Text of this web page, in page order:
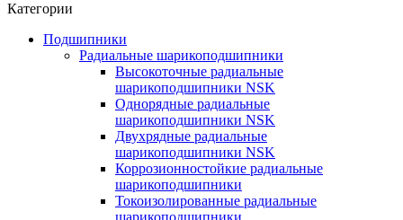
Категории
Подшипники
Радиальные шарикоподшипники
Высокоточные радиальные
шарикоподшипники NSK
Однорядные радиальные
шарикоподшипники NSK
Двухрядные радиальные
шарикоподшипники NSK
Коррозионностойкие радиальные
шарикоподшипники
Токоизолированные радиальные
шарикоподшипники